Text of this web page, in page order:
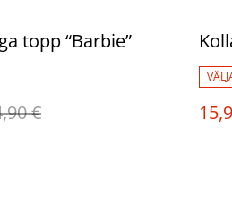
topp “Barbie”
€
%